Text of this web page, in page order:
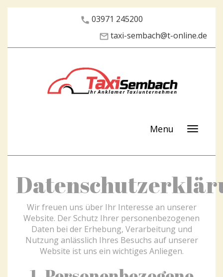
03971 245200
taxi-sembach@t-online.de
Menu
Wir freuen uns über Ihr Interesse an unserer
Website. Der Schutz Ihrer personenbezogenen
Daten bei der Erhebung, Verarbeitung und
Nutzung anlässlich Ihres Besuchs auf unserer
Website ist uns ein wichtiges Anliegen.